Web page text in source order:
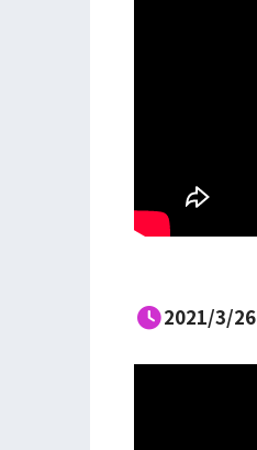
2021/3/26